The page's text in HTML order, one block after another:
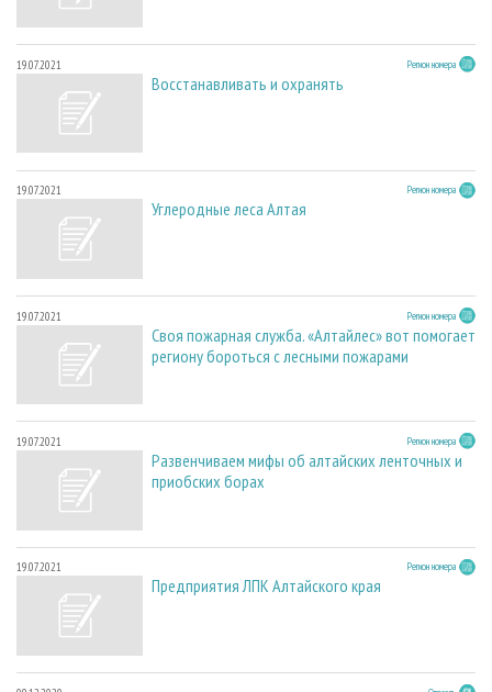
19.07.2021 Регион номера
Восстанавливать и охранять
19.07.2021 Регион номера
Углеродные леса Алтая
19.07.2021 Регион номера
Своя пожарная служба. «Алтайлес» вот помогает
региону бороться с лесными пожарами
19.07.2021 Регион номера
Развенчиваем мифы об алтайских ленточных и
приобских борах
19.07.2021 Регион номера
Предприятия ЛПК Алтайского края